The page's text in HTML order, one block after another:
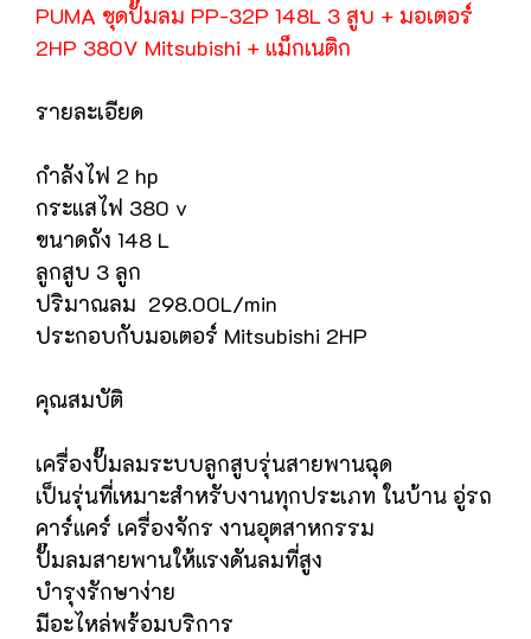
PUMA ชุดปั๊มลม PP-32P 148L 3 สูบ + มอเตอร์
2HP 380V Mitsubishi + แม็กเนติก
รายละเอียด
กำลังไฟ 2 hp
กระแสไฟ 380 v
ขนาดถัง 148 L
ลูกสูบ 3 ลูก
ปริมาณลม 298.00L/min
ประกอบกับมอเตอร์ Mitsubishi 2HP
คุณสมบัติ
เครื่องปั๊มลมระบบลูกสูบรุ่นสายพานฉุด
เป็นรุ่นที่เหมาะสำหรับงานทุกประเภท ในบ้าน อู่รถ
คาร์แคร์ เครื่องจักร งานอุตสาหกรรม
ปั๊มลมสายพานให้แรงดันลมที่สูง
บำรุงรักษาง่าย
มีอะไหล่พร้อมบริการ